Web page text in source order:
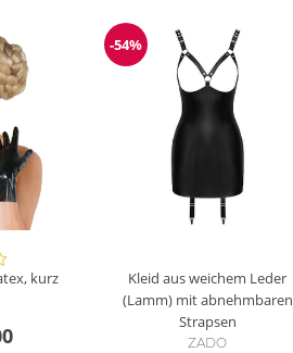
kurz
Reduzierung
-54%
Kleid aus weichem Leder
(Lamm) mit abnehmbaren
Strapsen
ZADO